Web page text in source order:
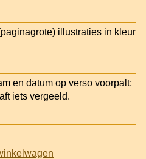
illustraties in kleur
en datum op verso voorpalt;
iets vergeeld.